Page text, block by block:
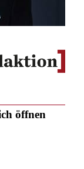
öffnen